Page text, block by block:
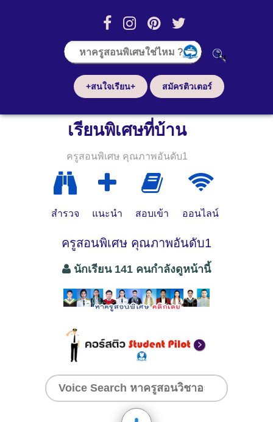
+สนใจเรียน+ สมัครติวเตอร์
เรียนพิเศษที่บ้าน
ครูสอนพิเศษ คุณภาพอันดับ1
สำรวจ แนะนำ สอบเข้า ออนไลน์
ครูสอนพิเศษ คุณภาพอันดับ1
นักเรียน 141 คนกำลังดูหน้านี้